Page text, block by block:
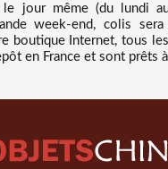
jour même (du lundi
week-end, colis
boutique Internet, tous
en France et sont prêts